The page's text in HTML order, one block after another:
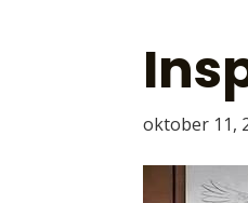
oktober 11,